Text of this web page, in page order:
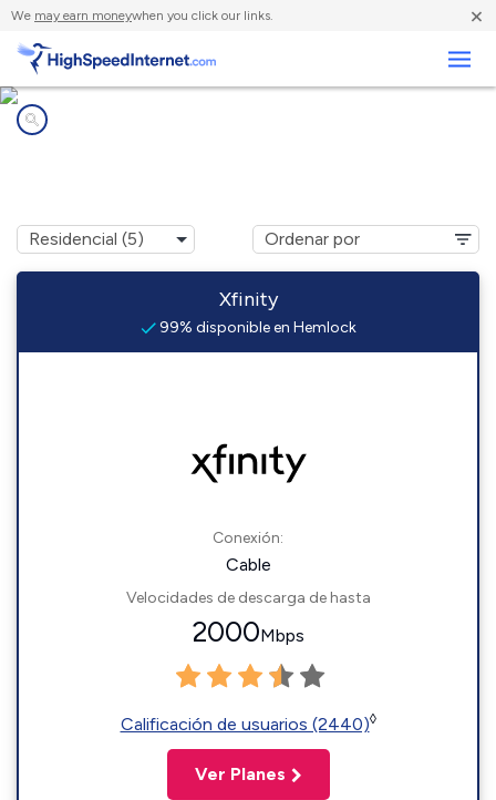
We may earn moneywhen you click our links. ×
Xfinity
99% disponible en Hemlock
Conexión:
Cable
Velocidades de descarga de hasta
2000Mbps
Calificación de usuarios (2440)◊
Ver Planes